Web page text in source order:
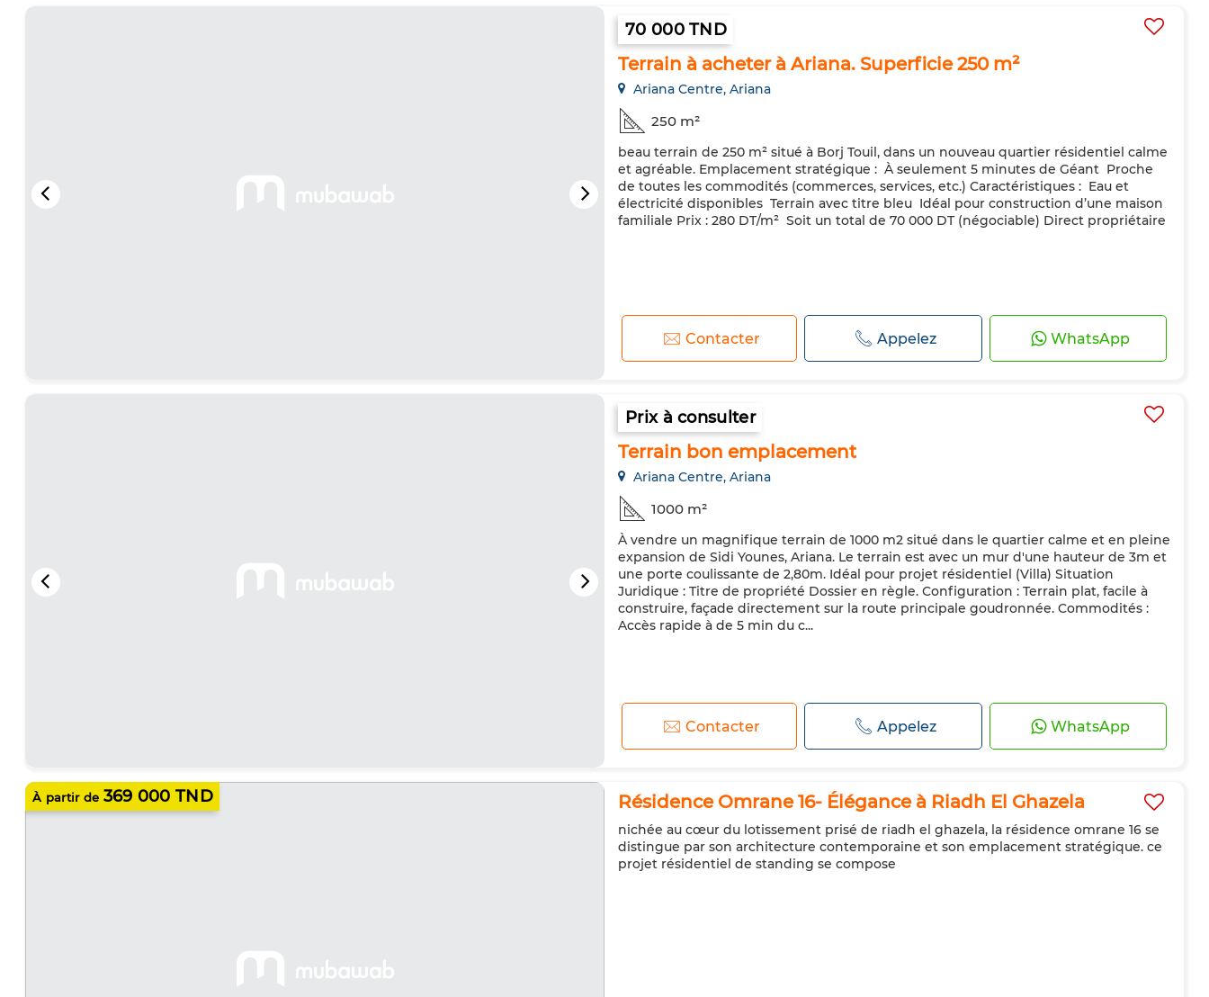
70 000 TND
Terrain à acheter à Ariana. Superficie 250 m²
Ariana Centre, Ariana
250 m²
beau terrain de 250 m² situé à Borj Touil, dans un nouveau quartier résidentiel calme
et agréable. Emplacement stratégique : ️ À seulement 5 minutes de Géant ️ Proche
de toutes les commodités (commerces, services, etc.) Caractéristiques : ️ Eau et
électricité disponibles ️ Terrain avec titre bleu ️ Idéal pour construction d’une maison
familiale Prix : 280 DT/m² ️ Soit un total de 70 000 DT (négociable) Direct propriétaire
Contacter Appelez WhatsApp
Prix à consulter
Terrain bon emplacement
Ariana Centre, Ariana
1000 m²
À vendre un magnifique terrain de 1000 m2 situé dans le quartier calme et en pleine
expansion de Sidi Younes, Ariana. Le terrain est avec un mur d'une hauteur de 3m et
une porte coulissante de 2,80m. Idéal pour projet résidentiel (Villa) Situation
Juridique : Titre de propriété Dossier en règle. Configuration : Terrain plat, facile à
construire, façade directement sur la route principale goudronnée. Commodités :
Accès rapide à de 5 min du c...
Contacter Appelez WhatsApp
À partir de 369 000 TND Résidence Omrane 16- Élégance à Riadh El Ghazela
nichée au cœur du lotissement prisé de riadh el ghazela, la résidence omrane 16 se
distingue par son architecture contemporaine et son emplacement stratégique. ce
projet résidentiel de standing se compose